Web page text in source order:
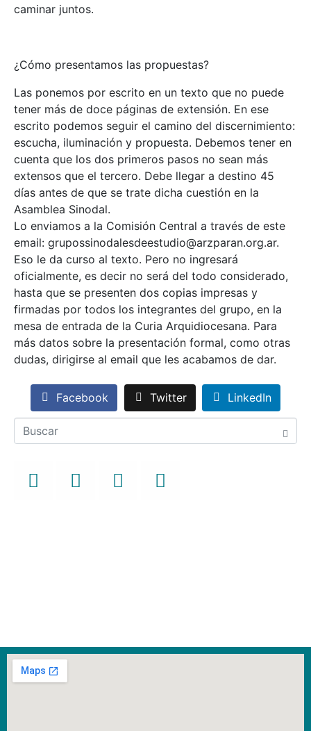
caminar juntos.
¿Cómo presentamos las propuestas?
Las ponemos por escrito en un texto que no puede
tener más de doce páginas de extensión. En ese
escrito podemos seguir el camino del discernimiento:
escucha, iluminación y propuesta. Debemos tener en
cuenta que los dos primeros pasos no sean más
extensos que el tercero. Debe llegar a destino 45
días antes de que se trate dicha cuestión en la
Asamblea Sinodal.
Lo enviamos a la Comisión Central a través de este
email: grupossinodalesdeestudio@arzparan.org.ar.
Eso le da curso al texto. Pero no ingresará
oficialmente, es decir no será del todo considerado,
hasta que se presenten dos copias impresas y
firmadas por todos los integrantes del grupo, en la
mesa de entrada de la Curia Arquidiocesana. Para
más datos sobre la presentación formal, como otras
dudas, dirigirse al email que les acabamos de dar.
Facebook Twitter LinkedIn